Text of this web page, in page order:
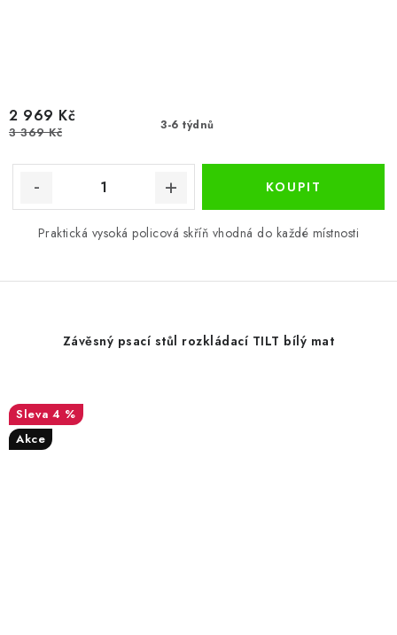
3-6 týdnů
2 969 Kč
3 369 Kč
Praktická vysoká policová skříň vhodná do každé místnosti
Závěsný psací stůl rozkládací TILT bílý mat
4 %
Akce